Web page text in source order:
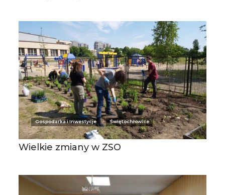
Gospodarka i Inwestycje Świętochłowice
Wielkie zmiany w ZSO